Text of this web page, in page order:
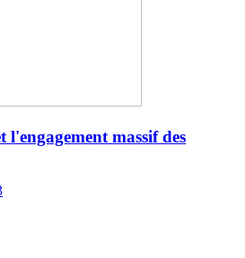
massif des